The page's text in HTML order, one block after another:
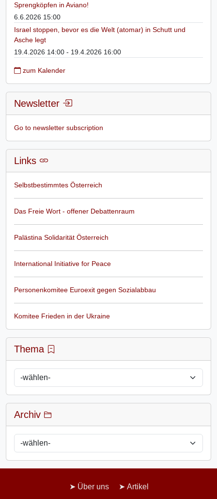
Sprengköpfen in Aviano!
6.6.2026 15:00
Israel stoppen, bevor es die Welt (atomar) in Schutt und
Asche legt
19.4.2026 14:00 - 19.4.2026 16:00
zum Kalender
Newsletter
Go to newsletter subscription
Links
Selbstbestimmtes Österreich
Das Freie Wort - offener Debattenraum
Palästina Solidarität Österreich
International Initiative for Peace
Personenkomitee Euroexit gegen Sozialabbau
Komitee Frieden in der Ukraine
Thema
Archiv
Über uns Artikel